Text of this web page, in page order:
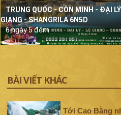
TRUNG QUỐC - CÔN MINH - ĐẠI
GIANG - SHANGRILA 6N5D
6 ngày 5 đêm
BÀI VIẾT KHÁC
Tới Cao Bằng